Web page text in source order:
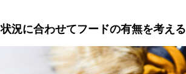
状況に合わせてフードの有無を考える